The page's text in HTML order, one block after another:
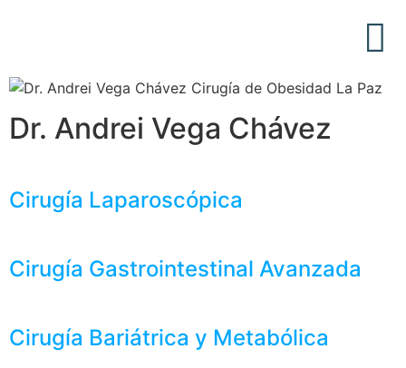
Dr. Andrei Vega Chávez
Cirugía Laparoscópica
Cirugía Gastrointestinal Avanzada
Cirugía Bariátrica y Metabólica